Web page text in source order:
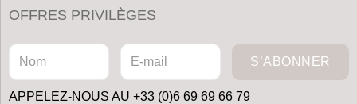
OFFRES PRIVILÈGES
S’ABONNER
APPELEZ-NOUS AU +33 (0)6 69 69 66 79